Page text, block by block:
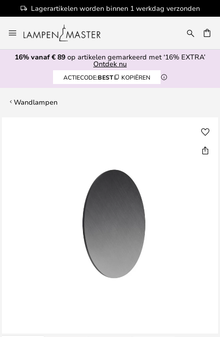
Lagerartikelen worden binnen 1 werkdag verzonden
naar
de
inhoud
16% vanaf € 89 op artikelen gemarkeerd met ‘16% EXTRA’
Ontdek nu
ACTIECODE:BEST KOPIËREN
Wandlampen